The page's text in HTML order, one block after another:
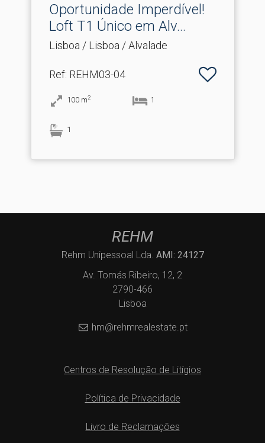
Oportunidade Imperdível!
Loft T1 Único em Alv.​..
Lisboa / Lisboa / Alvalade
Ref: REHM03-04
100 m2 1
1
REHM
Rehm Unipessoal Lda. AMI: 24127
Av. Tomás Ribeiro, 12, 2
2790-466
Lisboa
hm@rehmrealestate.pt
Centros de Resolução de Litígios
Política de Privacidade
Livro de Reclamações